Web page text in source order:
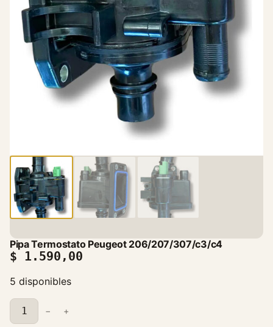
Pipa Termostato Peugeot 206/207/307/c3/c4
$ 1.590,00
5 disponibles
P
i
− +